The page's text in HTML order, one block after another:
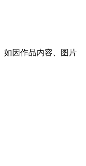
如因作品内容、图片